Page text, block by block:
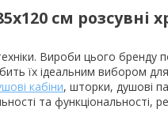
см розсувні
Вироби цього бренду
їх ідеальним вибором
кабіни, шторки, душові
та функціональності,